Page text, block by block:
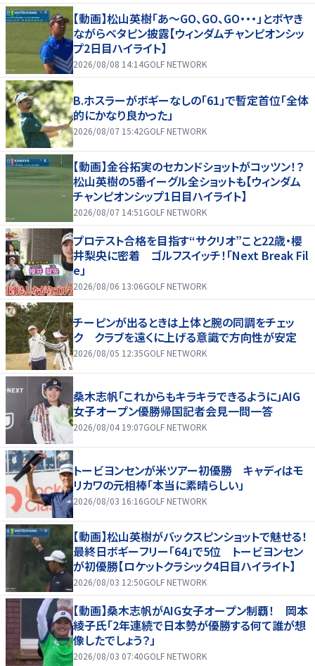
【動画】松山英樹「あ〜GO、GO、GO・・・」とボヤき
ながらベタピン披露【ウィンダムチャンピオンシッ
プ2日目ハイライト】
2026/08/08 14:14GOLF NETWORK
B.ホスラーがボギーなしの「61」で暫定首位「全体
的にかなり良かった」
2026/08/07 15:42GOLF NETWORK
【動画】金谷拓実のセカンドショットがコッツン！？
松山英樹の5番イーグル全ショットも【ウィンダム
チャンピオンシップ1日目ハイライト】
2026/08/07 14:51 GOLF NETWORK
プロテスト合格を目指す“サクリオ”こと22歳・櫻
井梨央に密着 ゴルフスイッチ！「Next Break Fil
e」
2026/08/06 13:06GOLF NETWORK
チーピンが出るときは上体と腕の同調をチェッ
ク クラブを遠くに上げる意識で方向性が安定
2026/08/05 12:35GOLF NETWORK
桑木志帆「これからもキラキラできるように」AIG
女子オープン優勝帰国記者会見一問一答
2026/08/04 19:07GOLF NETWORK
トービヨンセンが米ツアー初優勝 キャディはモ
リカワの元相棒「本当に素晴らしい」
2026/08/03 16:16GOLF NETWORK
【動画】松山英樹がバックスピンショットで魅せる！
最終日ボギーフリー「64」で5位 トービヨンセン
が初優勝【ロケットクラシック4日目ハイライト】
2026/08/03 12:50GOLF NETWORK
【動画】桑木志帆がAIG女子オープン制覇！ 岡本
綾子氏「2年連続で日本勢が優勝する何て誰が想
像したでしょう？」
2026/08/03 07:40GOLF NETWORK